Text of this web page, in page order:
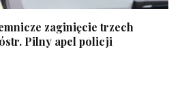
zaginięcie trzech
Pilny apel policji